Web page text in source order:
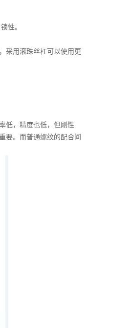
性。
采用滚珠丝杠可以使用更
低，精度也低，但刚性
要。而普通螺纹的配合间